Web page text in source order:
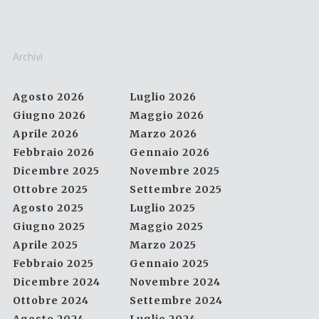
Archivi
Agosto 2026
Luglio 2026
Giugno 2026
Maggio 2026
Aprile 2026
Marzo 2026
Febbraio 2026
Gennaio 2026
Dicembre 2025
Novembre 2025
Ottobre 2025
Settembre 2025
Agosto 2025
Luglio 2025
Giugno 2025
Maggio 2025
Aprile 2025
Marzo 2025
Febbraio 2025
Gennaio 2025
Dicembre 2024
Novembre 2024
Ottobre 2024
Settembre 2024